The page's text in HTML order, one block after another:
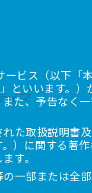
ビス（以下「
といいます。
た、予告なく
た取扱説明書
。）に関する著
す。
一部または全